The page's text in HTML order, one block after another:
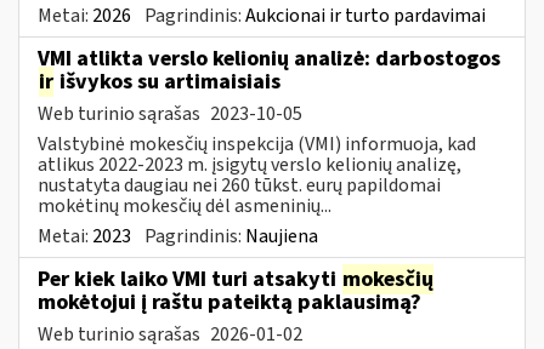
Metai: 2026 Pagrindinis:Aukcionai ir turto pardavimai
VMI atlikta verslo kelionių analizė: darbostogos
ir išvykos su artimaisiais
Web turinio sąrašas 2023-10-05
Valstybinė mokesčių inspekcija (VMI) informuoja, kad
atlikus 2022-2023 m. įsigytų verslo kelionių analizę,
nustatyta daugiau nei 260 tūkst. eurų papildomai
mokėtinų mokesčių dėl asmeninių...
Metai: 2023 Pagrindinis: Naujiena
Per kiek laiko VMI turi atsakyti mokesčių
mokėtojui į raštu pateiktą paklausimą?
Web turinio sąrašas 2026-01-02